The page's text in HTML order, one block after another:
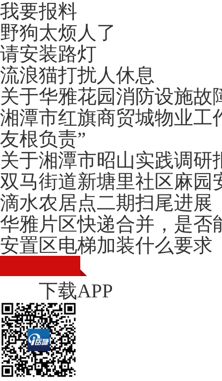
我要报料
野狗太烦人了
请安装路灯
流浪猫打扰人休息
关于华雅花园消防设施故
湘潭市红旗商贸城物业工
友根负责”
关于湘潭市昭山实践调研
双马街道新塘里社区麻园
滴水农居点二期扫尾进展
华雅片区快递合并，是否
安置区电梯加装什么要求
下载APP